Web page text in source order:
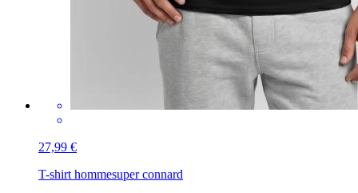
27,99 €
T-shirt hommesuper connard